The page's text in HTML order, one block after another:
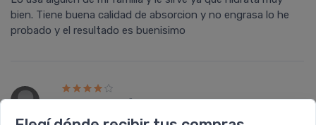
bien. Tiene buena calidad de absorcion y no engrasa lo he
probado y el resultado es buenisimo
Ana Lauracalificó con4 estrellasel producto en
Farmacia Leloir